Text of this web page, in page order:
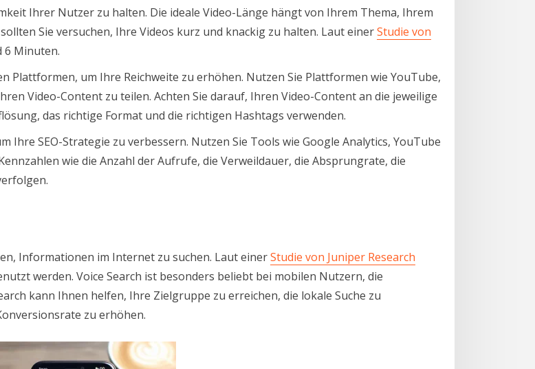
Ihrer Nutzer zu halten. Die ideale Video-Länge hängt von Ihrem Thema, Ihrem
Sie versuchen, Ihre Videos kurz und knackig zu halten. Laut einerStudie von
6 Minuten.
Plattformen, um Ihre Reichweite zu erhöhen. Nutzen Sie Plattformen wie YouTube,
Video-Content zu teilen. Achten Sie darauf, Ihren Video-Content an die jeweilige
das richtige Format und die richtigen Hashtags verwenden.
Ihre SEO-Strategie zu verbessern. Nutzen Sie Tools wie Google Analytics, YouTube
wie die Anzahl der Aufrufe, die Verweildauer, die Absprungrate, die
Informationen im Internet zu suchen. Laut einerStudie von Juniper Research
werden. Voice Search ist besonders beliebt bei mobilen Nutzern, die
kann Ihnen helfen, Ihre Zielgruppe zu erreichen, die lokale Suche zu
zu erhöhen.